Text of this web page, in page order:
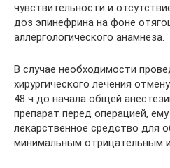
чувствительности и
доз эпинефрина на фоне
аллергологического анамнеза.
В случае необходимости
хирургического лечения
48 ч до начала общей
препарат перед операцией,
лекарственное средство для
минимальным отрицательным